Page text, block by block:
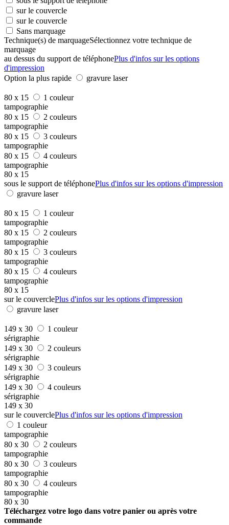
sur le couvercle
sur le couvercle
Sans marquage
Technique(s) de marquageSélectionnez votre technique de
marquage
au dessus du support de téléphonePlus d'infos sur les options
d'impression
Option la plus rapide
gravure laser
80 x 15
1 couleur
tampographie
80 x 15
2 couleurs
tampographie
80 x 15
3 couleurs
tampographie
80 x 15
4 couleurs
tampographie
80 x 15
sous le support de téléphonePlus d'infos sur les options d'impression
gravure laser
80 x 15
1 couleur
tampographie
80 x 15
2 couleurs
tampographie
80 x 15
3 couleurs
tampographie
80 x 15
4 couleurs
tampographie
80 x 15
sur le couverclePlus d'infos sur les options d'impression
gravure laser
149 x 30
1 couleur
sérigraphie
149 x 30
2 couleurs
sérigraphie
149 x 30
3 couleurs
sérigraphie
149 x 30
4 couleurs
sérigraphie
149 x 30
sur le couverclePlus d'infos sur les options d'impression
1 couleur
tampographie
80 x 30
2 couleurs
tampographie
80 x 30
3 couleurs
tampographie
80 x 30
4 couleurs
tampographie
80 x 30
Téléchargez votre logo dans votre panier ou après votre
commande